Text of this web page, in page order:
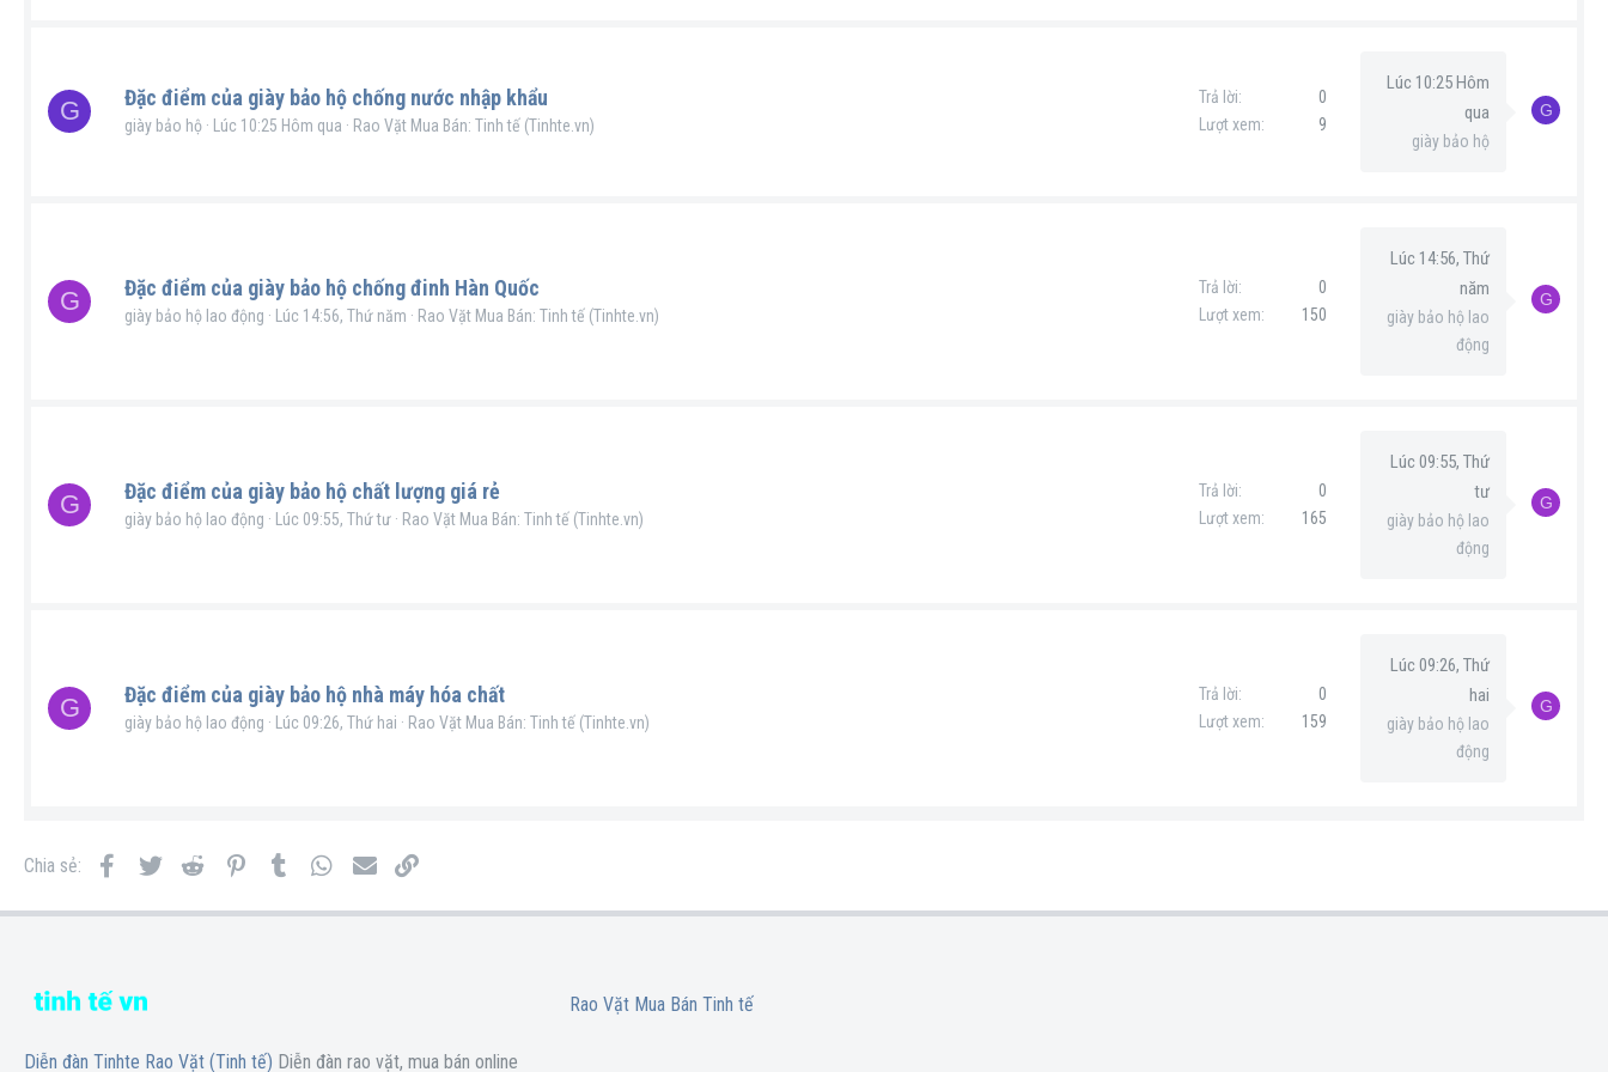
G Đặc điểm của giày bảo hộ chống nước nhập khẩu
giày bảo hộ Lúc 10:25 Hôm qua Rao Vặt Mua Bán: Tinh tế (Tinhte.vn)
Trả lời
0
Lượt xem
9
Lúc 10:25 Hôm
qua
giày bảo hộ
G
G Đặc điểm của giày bảo hộ chống đinh Hàn Quốc
giày bảo hộ lao động Lúc 14:56, Thứ năm Rao Vặt Mua Bán: Tinh tế (Tinhte.vn)
Trả lời
0
Lượt xem
150
Lúc 14:56, Thứ
năm
giày bảo hộ lao
động
G
G Đặc điểm của giày bảo hộ chất lượng giá rẻ
giày bảo hộ lao động Lúc 09:55, Thứ tư Rao Vặt Mua Bán: Tinh tế (Tinhte.vn)
Trả lời
0
Lượt xem
165
Lúc 09:55, Thứ
tư
giày bảo hộ lao
động
G
G Đặc điểm của giày bảo hộ nhà máy hóa chất
giày bảo hộ lao động Lúc 09:26, Thứ hai Rao Vặt Mua Bán: Tinh tế (Tinhte.vn)
Trả lời
0
Lượt xem
159
Lúc 09:26, Thứ
hai
giày bảo hộ lao
động
G
Chia sẻ: Facebook
Twitter Reddit PinterestTumblr WhatsApp
Email
Diễn đàn Tinhte Rao Vặt (Tinh tế) Diễn đàn rao vặt, mua bán online
Rao Vặt Mua Bán Tinh tế